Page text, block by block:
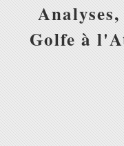
Golfe à